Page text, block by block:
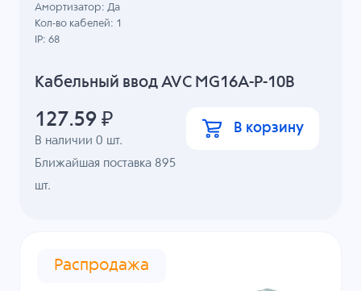
Кабельный ввод AVC MG16A-P-10B
В наличии0 шт.
Ближайшая поставка 895
шт.
Амортизатор: Да
Кол-во кабелей: 1
IP: 68
127.59 ₽ В корзину
Распродажа